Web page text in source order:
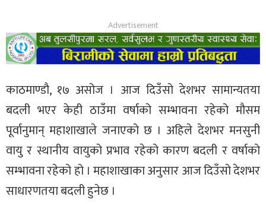
काठमाण्डौ, १७ असोज । आज दिउँसो देशभर सामान्यतया
बदली भएर केही ठाउँमा वर्षाको सम्भावना रहेको मौसम
पूर्वानुमान् महाशाखाले जनाएको छ । अहिले देशभर मनसुनी
वायु र स्थानीय वायुको प्रभाव रहेको कारण बदली र वर्षाको
सम्भावना रहेको हो । महाशाखाका अनुसार आज दिउँसो देशभर
साधारणतया बदली हुनेछ ।